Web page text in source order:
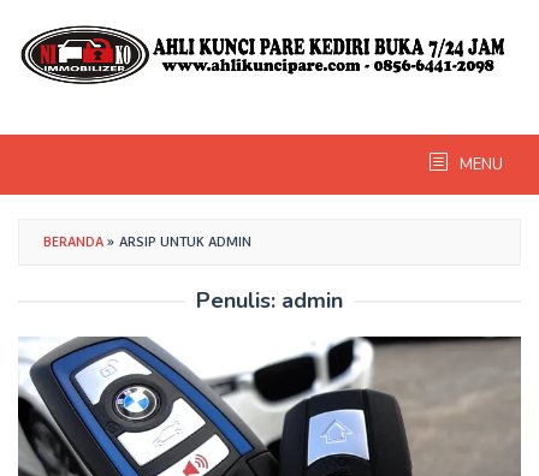
content
MENU
BERANDA » ARSIP UNTUK ADMIN
Penulis: admin